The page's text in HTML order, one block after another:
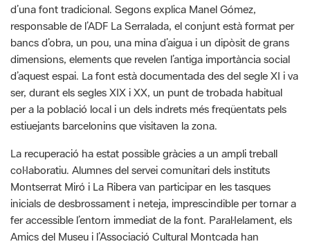
dimensions, elements que revelen l’antiga importància social
d’aquest espai. La font està documentada des del segle XI i va
ser, durant els segles XIX i XX, un punt de trobada habitual
per a la població local i un dels indrets més freqüentats pels
estiuejants barcelonins que visitaven la zona.
La recuperació ha estat possible gràcies a un ampli treball
col·laboratiu. Alumnes del servei comunitari dels instituts
Montserrat Miró i La Ribera van participar en les tasques
inicials de desbrossament i neteja, imprescindible per tornar a
fer accessible l’entorn immediat de la font. Paral·lelament, els
Amics del Museu i l’Associació Cultural Montcada han
contribuït a completar-ne el context històric, aportant
documentació i memòria local. També hi ha intervingut el
Centre Espeleològic Alpí Vallesà, que va explorar la mina